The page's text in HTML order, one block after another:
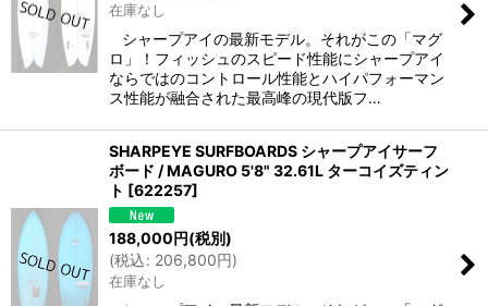
在庫なし
シャープアイの最新モデル。それがこの「マグ
ロ」！フィッシュのスピード性能にシャープアイ
ならではのコントロール性能とハイパフォーマン
ス性能が融合された最高峰の現代版フ…
SHARPEYE SURFBOARDS シャープアイサーフ
ボード / MAGURO 5'8" 32.61L ターコイズティン
ト [622257]
188,000円(税別)
(税込: 206,800円)
在庫なし